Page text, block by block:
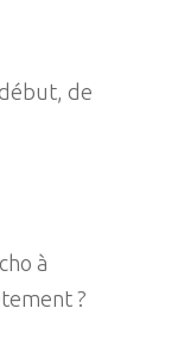
de
à
?